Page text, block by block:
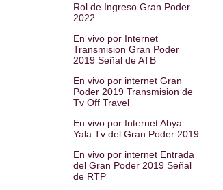
Rol de Ingreso Gran Poder
2022
En vivo por Internet
Transmision Gran Poder
2019 Señal de ATB
En vivo por internet Gran
Poder 2019 Transmision de
Tv Off Travel
En vivo por Internet Abya
Yala Tv del Gran Poder 2019
En vivo por internet Entrada
del Gran Poder 2019 Señal
de RTP